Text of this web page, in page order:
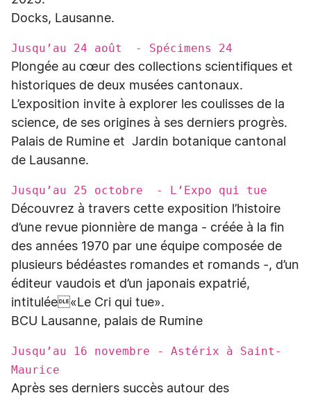
Docks, Lausanne.
Jusqu’au 24 août - Spécimens 24
Plongée au cœur des collections scientifiques et
historiques de deux musées cantonaux.
L’exposition invite à explorer les coulisses de la
science, de ses origines à ses derniers progrès.
Palais de Rumine et Jardin botanique cantonal
de Lausanne.
Jusqu’au 25 octobre - L’Expo qui tue
Découvrez à travers cette exposition l’histoire
d’une revue pionnière de manga - créée à la fin
des années 1970 par une équipe composée de
plusieurs bédéastes romandes et romands -, d’un
éditeur vaudois et d’un japonais expatrié,
intitulée«Le Cri qui tue».
BCU Lausanne, palais de Rumine
Jusqu’au 16 novembre - Astérix à Saint-
Maurice
Après ses derniers succès autour des